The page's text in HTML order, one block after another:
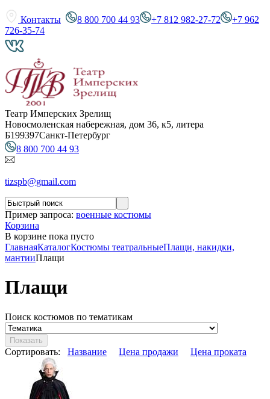
Контакты 8 800 700 44 93 +7 812 982-27-72
+7 962
726-35-74
Театр Имперских Зрелищ
Новосмоленская набережная, дом 36, к5, литера
Б199397Санкт-Петербург
8 800 700 44 93
tizspb@gmail.com
Пример запроса: военные костюмы
Корзина
В корзине пока пусто
ГлавнаяКаталогКостюмы театральныеПлащи, накидки,
мантииПлащи
Плащи
Поиск костюмов по тематикам
Сортировать: Название Цена продажи Цена проката